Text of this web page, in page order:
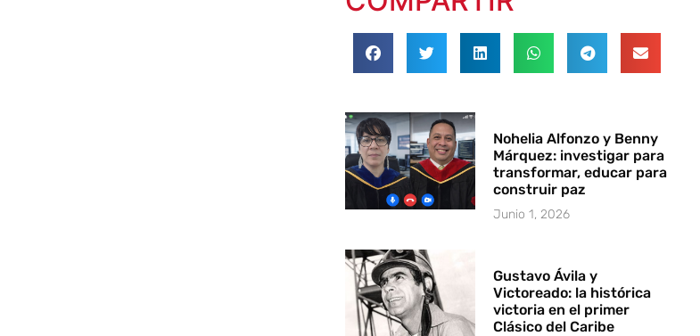
Nohelia Alfonzo y Benny
Márquez: investigar para
transformar, educar para
construir paz
Junio 1, 2026
Gustavo Ávila y
Victoreado: la histórica
victoria en el primer
Clásico del Caribe